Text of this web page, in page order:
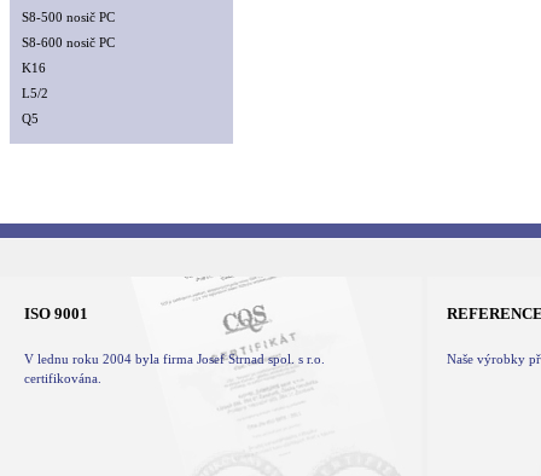
S8-500 nosič PC
S8-600 nosič PC
K16
L5/2
Q5
ISO 9001
V lednu roku 2004 byla firma Josef Strnad spol. s r.o.
certifikována.
Naše výrobky